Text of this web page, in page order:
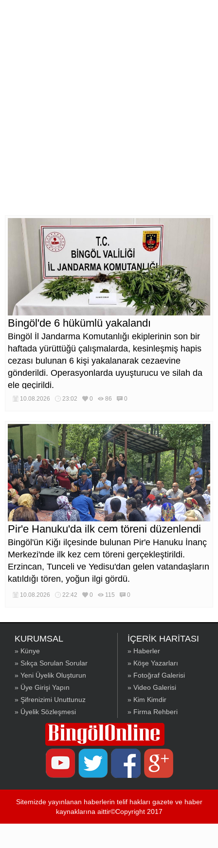
Bingöl'de 6 hükümlü yakalandı
Bingöl İl Jandarma Komutanlığı ekiplerinin son bir
haftada yürüttüğü çalışmalarda, kesinleşmiş hapis
cezası bulunan 6 kişi yakalanarak cezaevine
gönderildi. Operasyonlarda uyuşturucu ve silah da
ele geçirildi.
10.08.2026 23:02 0 86 0
Pir'e Hanuku'da ilk cem töreni düzenlendi
Bingöl'ün Kiğı ilçesinde bulunan Pir'e Hanuku İnanç
Merkezi'nde ilk kez cem töreni gerçekleştirildi.
Erzincan, Tunceli ve Yedisu'dan gelen vatandaşların
katıldığı tören, yoğun ilgi gördü.
10.08.2026 22:42 0 115 0
KURUMSAL
» Künye
» Sıkça Sorulan Sorular
» Yeni Üyelik Oluşturun
» Üye Girişi Yapın
» Şifrenizimi Unuttunuz
» Üyelik Sözleşmesi
İÇERİK HARİTASI
» Haberler
» Köşe Yazarları
» Fotoğraf Galerisi
» Video Galerisi
» Kim Kimdir
» Firma Rehberi
Sitemizde yayınlanan haberlerin telif hakları gazete ve haber
kaynaklarına aittir©Copyright 2017